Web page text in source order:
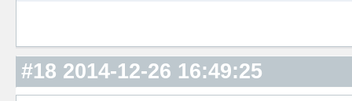
#18 2014-12-26 16:49:25